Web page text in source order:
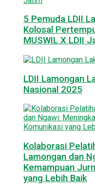
5 Pemuda LDII
Kolosal
MUSWIL X LDII
LDII Lamongan
Nasional 2025
Kolaborasi
Lamongan dan
Kemampuan
yang Lebih Baik